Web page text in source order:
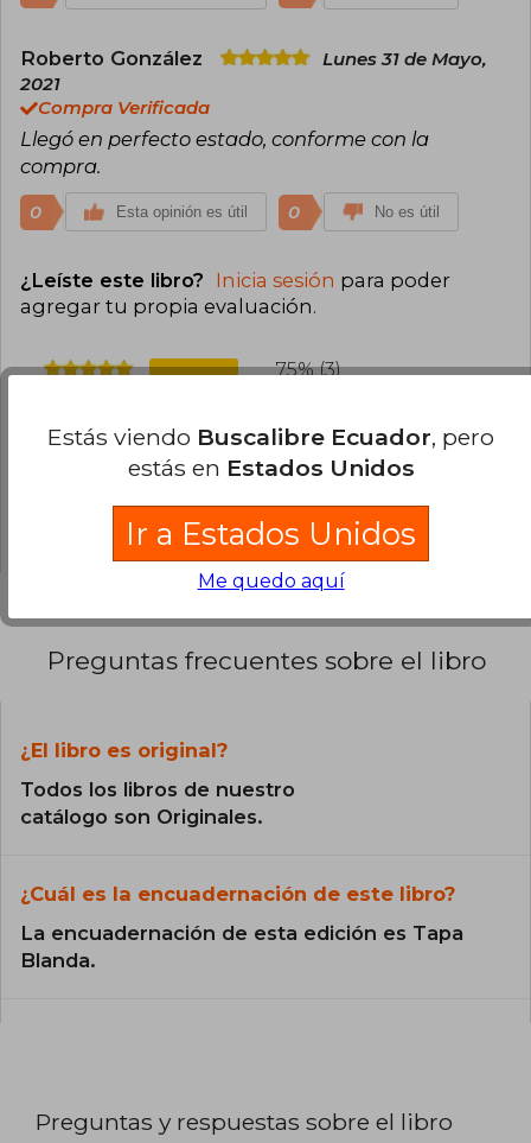
Roberto González
Lunes 31 de Mayo,
2021
Compra Verificada
Llegó en perfecto estado, conforme con la
compra.
0 Esta opinión es útil 0 No es útil
¿Leíste este libro? Inicia sesión para poder
agregar tu propia evaluación.
75% (3)
0% (0)
25% (1)
0% (0)
Preguntas frecuentes sobre el libro
¿El libro es original?
Todos los libros de nuestro
catálogo son Originales.
¿Cuál es la encuadernación de este libro?
La encuadernación de esta edición es Tapa
Blanda.
Preguntas y respuestas sobre el libro
Estás viendo Buscalibre Ecuador, pero
estás en Estados Unidos
Ir a Estados Unidos
Me quedo aquí